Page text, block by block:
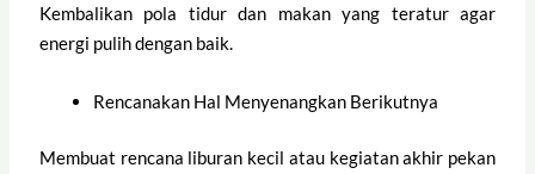
Kembalikan pola tidur dan makan yang teratur agar
energi pulih dengan baik.
Rencanakan Hal Menyenangkan Berikutnya
Membuat rencana liburan kecil atau kegiatan akhir pekan